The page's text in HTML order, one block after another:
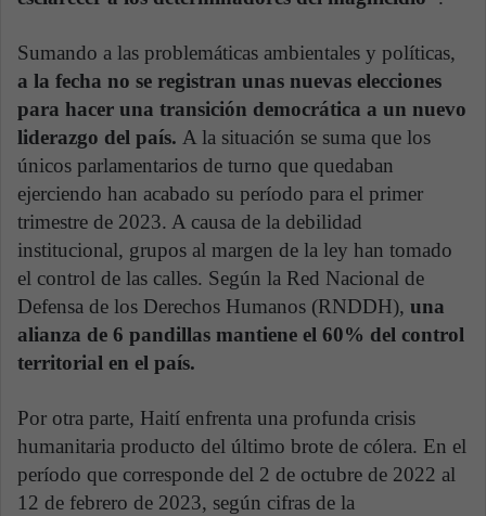
Sumando a las problemáticas ambientales y políticas,
a la fecha no se registran unas nuevas elecciones
para hacer una transición democrática a un nuevo
liderazgo del país. A la situación se suma que los
únicos parlamentarios de turno que quedaban
ejerciendo han acabado su período para el primer
trimestre de 2023. A causa de la debilidad
institucional, grupos al margen de la ley han tomado
el control de las calles. Según la Red Nacional de
Defensa de los Derechos Humanos (RNDDH), una
alianza de 6 pandillas mantiene el 60% del control
territorial en el país.
Por otra parte, Haití enfrenta una profunda crisis
humanitaria producto del último brote de cólera. En el
período que corresponde del 2 de octubre de 2022 al
12 de febrero de 2023, según cifras de la